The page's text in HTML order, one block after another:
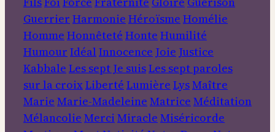
Guerrier Harmonie Héroïsme Homélie
Homme Honnêteté Honte Humilité
Humour Idéal Innocence Joie Justice
Kabbale Les sept Je suisLes sept paroles
sur la croixLiberté Lumière LysMaître
Marie Marie-Madeleine Matrice Méditation
Mélancolie Merci Miracle Miséricorde